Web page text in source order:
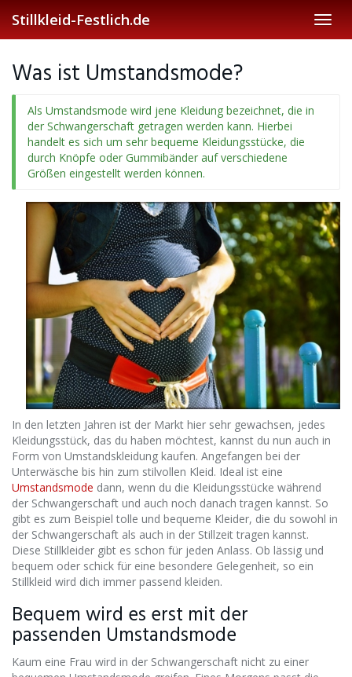
main
Stillkleid-Festlich.de
Was ist Umstandsmode?
Als Umstandsmode wird jene Kleidung bezeichnet, die in
der Schwangerschaft getragen werden kann. Hierbei
handelt es sich um sehr bequeme Kleidungsstücke, die
durch Knöpfe oder Gummibänder auf verschiedene
Größen eingestellt werden können.
In den letzten Jahren ist der Markt hier sehr gewachsen, jedes
Kleidungsstück, das du haben möchtest, kannst du nun auch in
Form von Umstandskleidung kaufen. Angefangen bei der
Unterwäsche bis hin zum stilvollen Kleid. Ideal ist eine
Umstandsmode dann, wenn du die Kleidungsstücke während
der Schwangerschaft und auch noch danach tragen kannst. So
gibt es zum Beispiel tolle und bequeme Kleider, die du sowohl in
der Schwangerschaft als auch in der Stillzeit tragen kannst.
Diese Stillkleider gibt es schon für jeden Anlass. Ob lässig und
bequem oder schick für eine besondere Gelegenheit, so ein
Stillkleid wird dich immer passend kleiden.
Bequem wird es erst mit der
passenden Umstandsmode
Kaum eine Frau wird in der Schwangerschaft nicht zu einer